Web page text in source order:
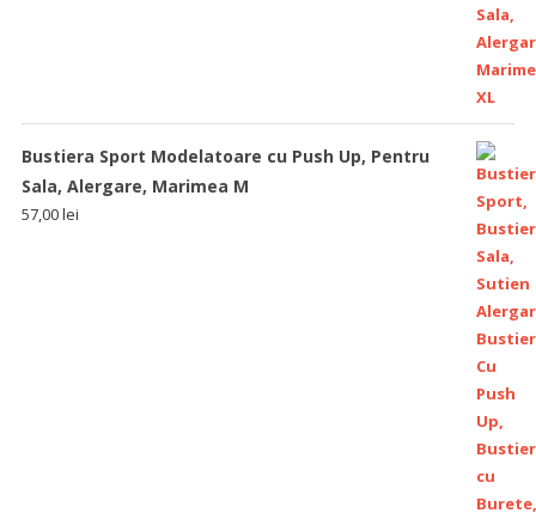
Bustiera Sport Modelatoare cu Push Up, Pentru
Sala, Alergare, Marimea M
57,00lei